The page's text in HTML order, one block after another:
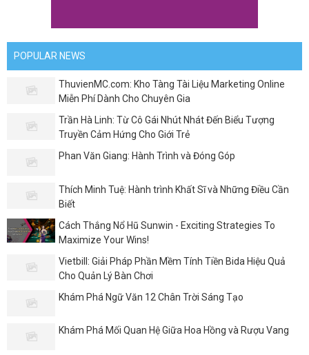
POPULAR NEWS
ThuvienMC.com: Kho Tàng Tài Liệu Marketing Online
Miễn Phí Dành Cho Chuyên Gia
Trần Hà Linh: Từ Cô Gái Nhút Nhát Đến Biểu Tượng
Truyền Cảm Hứng Cho Giới Trẻ
Phan Văn Giang: Hành Trình và Đóng Góp
Thích Minh Tuệ: Hành trình Khất Sĩ và Những Điều Cần
Biết
Cách Thắng Nổ Hũ Sunwin - Exciting Strategies To
Maximize Your Wins!
Vietbill: Giải Pháp Phần Mềm Tính Tiền Bida Hiệu Quả
Cho Quản Lý Bàn Chơi
Khám Phá Ngữ Văn 12 Chân Trời Sáng Tạo
Khám Phá Mối Quan Hệ Giữa Hoa Hồng và Rượu Vang